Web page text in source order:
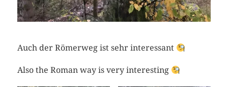
Auch der Römerweg ist sehr interessant
Also the Roman way is very interesting